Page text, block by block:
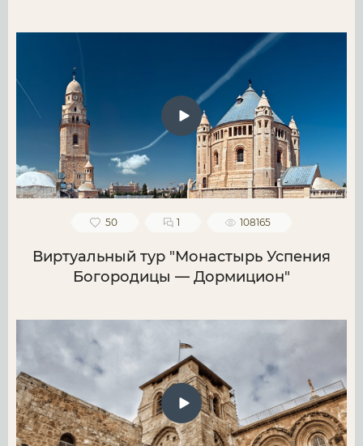
50 1 108165
Виртуальный тур "Монастырь Успения
Богородицы — Дормицион"